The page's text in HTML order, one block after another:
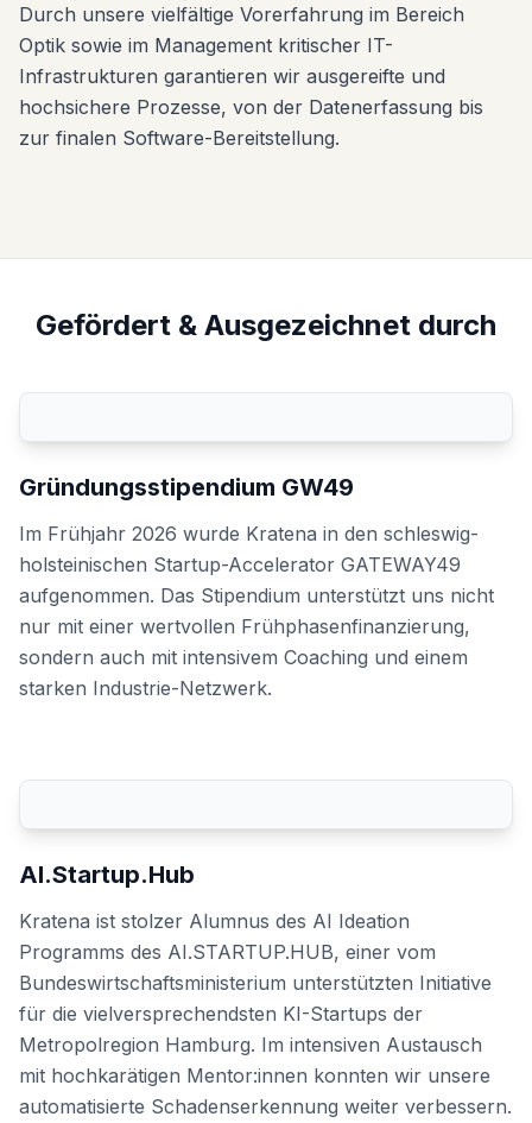
Durch unsere vielfältige Vorerfahrung im Bereich
Optik sowie im Management kritischer IT-
Infrastrukturen garantieren wir ausgereifte und
hochsichere Prozesse, von der Datenerfassung bis
zur finalen Software-Bereitstellung.
Gefördert & Ausgezeichnet durch
Gründungsstipendium GW49
Im Frühjahr 2026 wurde Kratena in den schleswig-
holsteinischen Startup-Accelerator GATEWAY49
aufgenommen. Das Stipendium unterstützt uns nicht
nur mit einer wertvollen Frühphasenfinanzierung,
sondern auch mit intensivem Coaching und einem
starken Industrie-Netzwerk.
AI.Startup.Hub
Kratena ist stolzer Alumnus des AI Ideation
Programms des AI.STARTUP.HUB, einer vom
Bundeswirtschaftsministerium unterstützten Initiative
für die vielversprechendsten KI-Startups der
Metropolregion Hamburg. Im intensiven Austausch
mit hochkarätigen Mentor:innen konnten wir unsere
automatisierte Schadenserkennung weiter verbessern.